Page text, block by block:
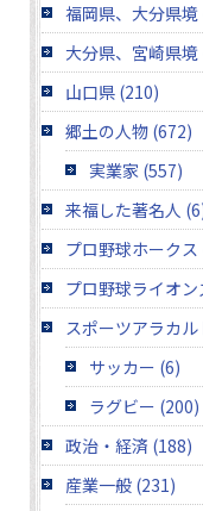
福岡県、大分県境
大分県、宮崎県境
山口県 (210)
郷土の人物 (672)
実業家 (557)
来福した著名人
プロ野球ホークス
プロ野球ライオ
スポーツアラカ
サッカー (6)
ラグビー (200)
政治・経済 (188)
産業一般 (231)